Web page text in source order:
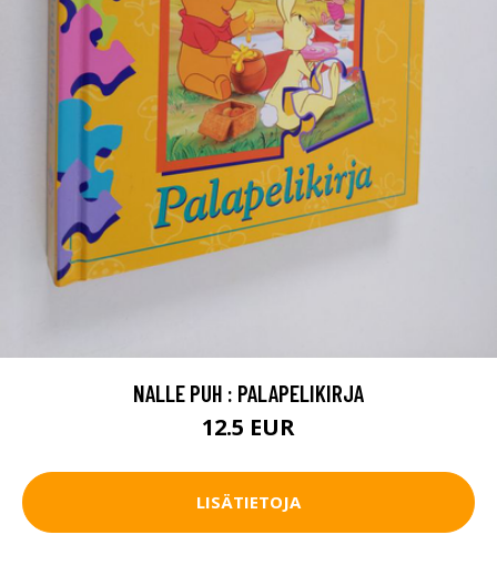
NALLE PUH : PALAPELIKIRJA
12.5 EUR
LISÄTIETOJA